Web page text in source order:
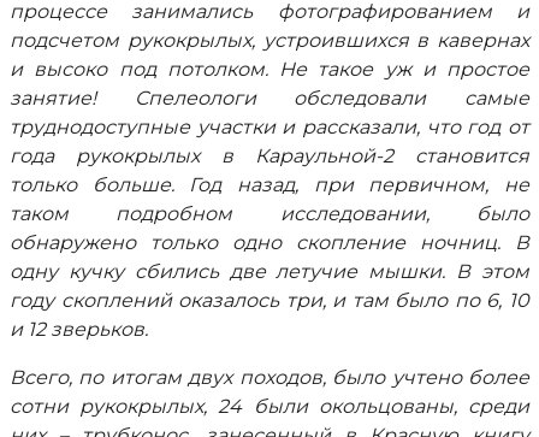
процессе занимались фотографированием и
подсчетом рукокрылых, устроившихся в кавернах
и высоко под потолком. Не такое уж и простое
занятие! Спелеологи обследовали самые
труднодоступные участки и рассказали, что год от
года рукокрылых в Караульной-2 становится
только больше. Год назад, при первичном, не
таком подробном исследовании, было
обнаружено только одно скопление ночниц. В
одну кучку сбились две летучие мышки. В этом
году скоплений оказалось три, и там было по 6, 10
и 12 зверьков.
Всего, по итогам двух походов, было учтено более
сотни рукокрылых, 24 были окольцованы, среди